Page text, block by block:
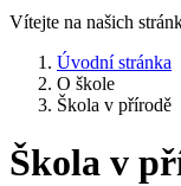
Vítejte na našich
Úvodní stránka
O škole
Škola v přírodě
Škola v